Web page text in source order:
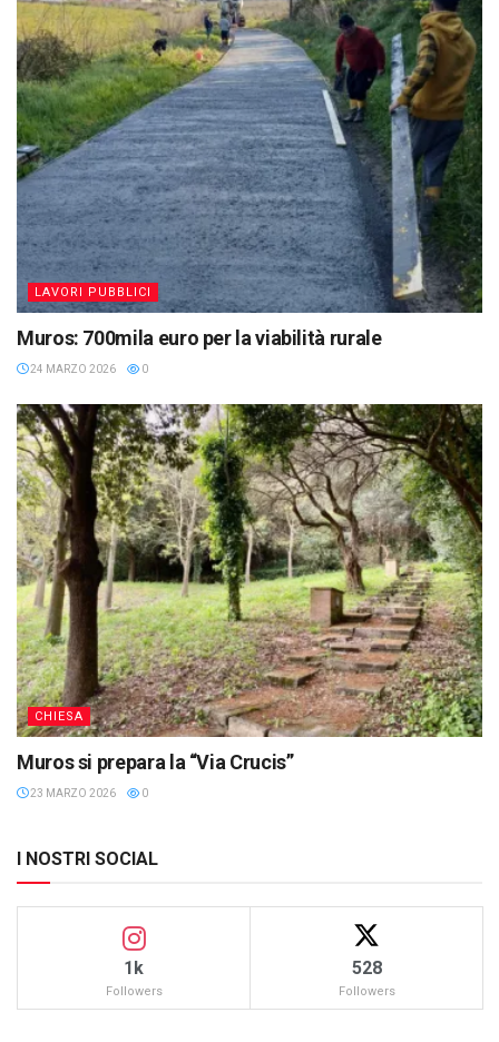
LAVORI PUBBLICI
Muros: 700mila euro per la viabilità rurale
24 MARZO 2026 0
CHIESA
Muros si prepara la “Via Crucis”
23 MARZO 2026 0
I NOSTRI SOCIAL
1k
Followers
528
Followers